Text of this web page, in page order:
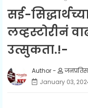
सई-
लव्हस्टोरीनं
उत्सुकता.!-
January 03,